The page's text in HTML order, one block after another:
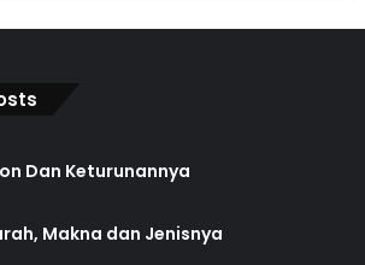
Dan Keturunannya
Makna dan Jenisnya